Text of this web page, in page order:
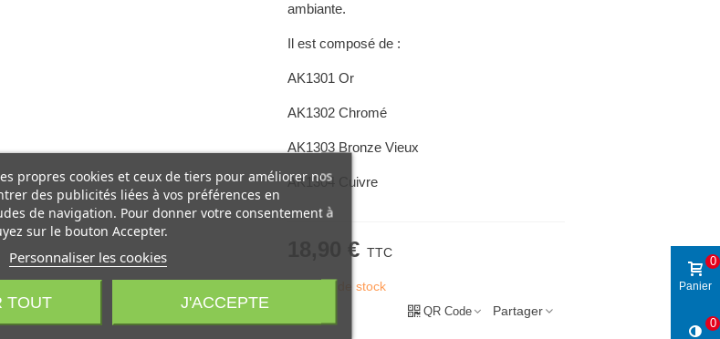
ambiante.
Il est composé de :
AK1301 Or
AK1302 Chromé
AK1303 Bronze Vieux
AK1304 Cuivre
18,90 € TTC
Rupture de stock
QR Code Partager
propres cookies et ceux de tiers pour améliorer nos
des publicités liées à vos préférences en
de navigation. Pour donner votre consentement à
sur le bouton Accepter.
Personnaliser les cookies
TOUT J'ACCEPTE
Panier
0
0